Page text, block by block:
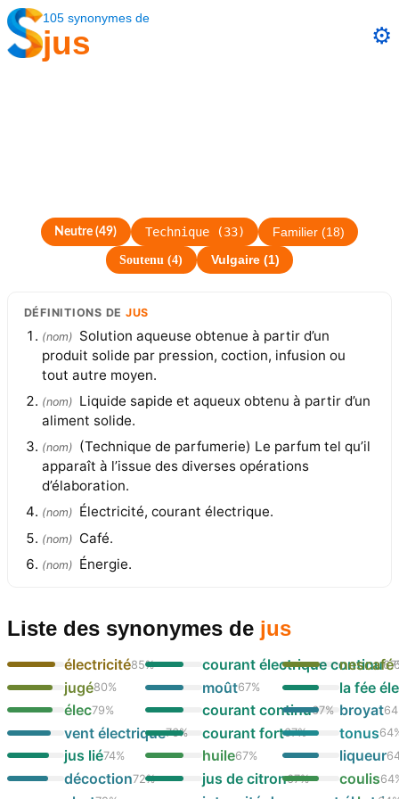
105synonymes de
jus ⚙️
Neutre (49) Technique(33) Familier(18)
Soutenu (4) Vulgaire(1)
DÉFINITIONS DE JUS
(nom) Solution aqueuse obtenue à partir d’un
produit solide par pression, coction, infusion ou
tout autre moyen.
(nom) Liquide sapide et aqueux obtenu à partir d’un
aliment solide.
(nom) (Technique de parfumerie) Le parfum tel qu’il
apparaît à l’issue des diverses opérations
d’élaboration.
(nom) Électricité, courant électrique.
(nom) Café.
(nom) Énergie.
Liste des synonymes de jus
électricité85%
jugé80%
élec79%
vent électrique76%
jus lié74%
décoction72%
courant électrique continu67
moût67%
courant continu67%
courant fort67%
huile67%
jus de citron67%
nescafé
la fée
broyat64
tonus64
liqueur
coulis64